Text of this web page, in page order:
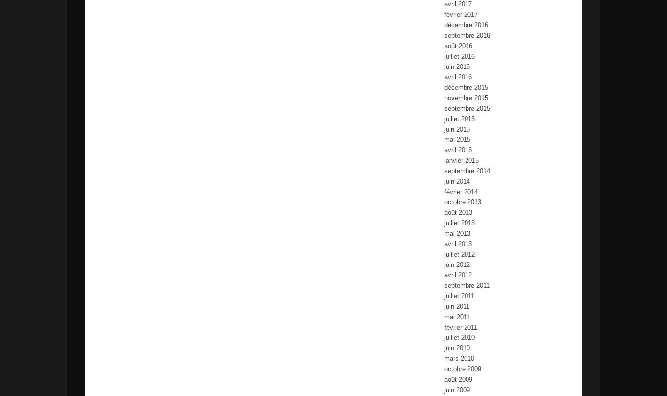
avril 2017
février 2017
décembre 2016
septembre 2016
août 2016
juillet 2016
juin 2016
avril 2016
décembre 2015
novembre 2015
septembre 2015
juillet 2015
juin 2015
mai 2015
avril 2015
janvier 2015
septembre 2014
juin 2014
février 2014
octobre 2013
août 2013
juillet 2013
mai 2013
avril 2013
juillet 2012
juin 2012
avril 2012
septembre 2011
juillet 2011
juin 2011
mai 2011
février 2011
juillet 2010
juin 2010
mars 2010
octobre 2009
août 2009
juin 2009